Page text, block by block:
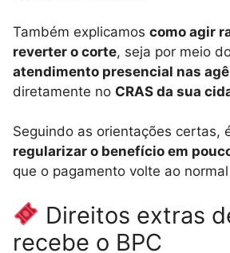
Também explicamos como agir
reverter o corte, seja por meio
atendimento presencial nas
diretamente no CRAS da sua
Seguindo as orientações certas,
regularizar o benefício em
que o pagamento volte ao
Direitos extras
recebe o BPC